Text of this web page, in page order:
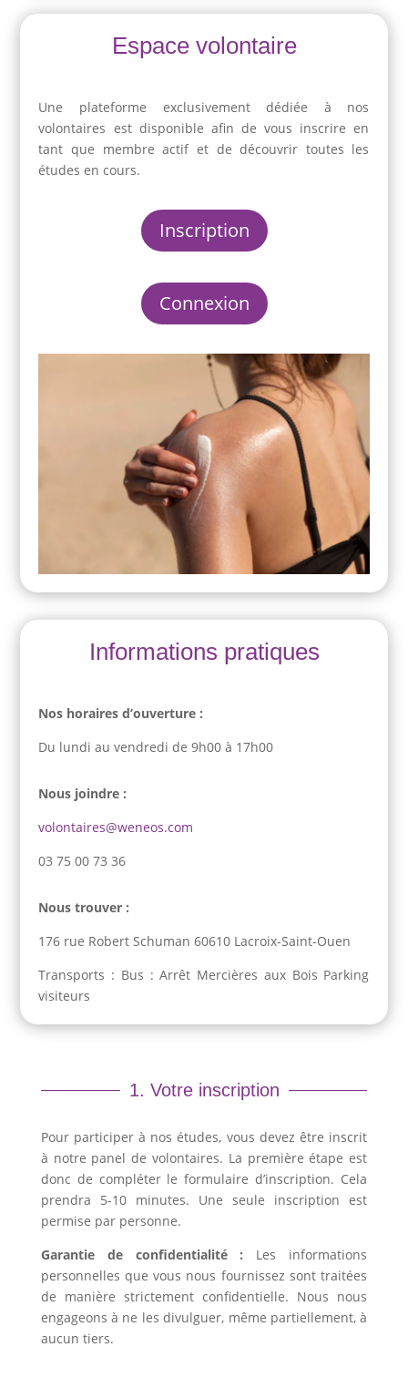
Espace volontaire
Une plateforme exclusivement dédiée à nos
volontaires est disponible afin de vous inscrire en
tant que membre actif et de découvrir toutes les
études en cours.
Inscription
Connexion
Informations pratiques
Nos horaires d’ouverture :
Du lundi au vendredi de 9h00 à 17h00
Nous joindre :
volontaires@weneos.com
03 75 00 73 36
Nous trouver :
176 rue Robert Schuman 60610 Lacroix-Saint-Ouen
Transports : Bus : Arrêt Mercières aux Bois Parking
visiteurs
1. Votre inscription
Pour participer à nos études, vous devez être inscrit
à notre panel de volontaires. La première étape est
donc de compléter le formulaire d’inscription. Cela
prendra 5-10 minutes. Une seule inscription est
permise par personne.
Garantie de confidentialité : Les informations
personnelles que vous nous fournissez sont traitées
de manière strictement confidentielle. Nous nous
engageons à ne les divulguer, même partiellement, à
aucun tiers.